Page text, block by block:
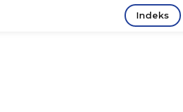
Indeks